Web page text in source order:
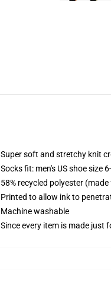
Super soft and stretchy knit
Socks fit: men's US shoe size
58% recycled polyester
Printed to allow ink to
Machine washable
Since every item is made just